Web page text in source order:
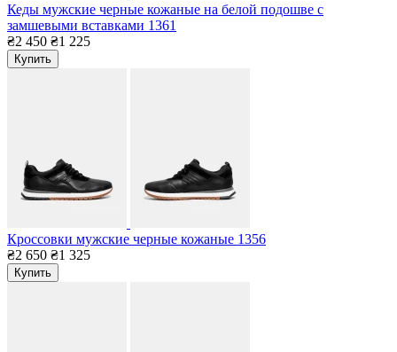
Кеды мужские черные кожаные на белой подошве с
замшевыми вставками 1361
₴2 450 ₴1 225
Купить
Кроссовки мужские черные кожаные 1356
₴2 650 ₴1 325
Купить